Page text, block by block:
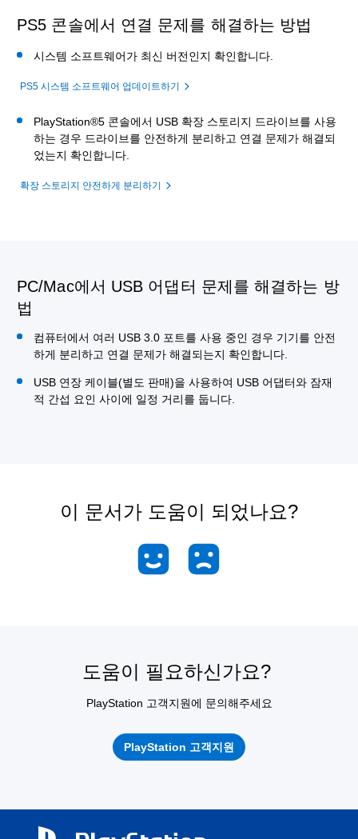
PS5 콘솔에서 연결 문제를 해결하는 방법
시스템 소프트웨어가 최신 버전인지 확인합니다.
PS5 시스템 소프트웨어 업데이트하기
PlayStation®5 콘솔에서 USB 확장 스토리지 드라이브를 사용
하는 경우 드라이브를 안전하게 분리하고 연결 문제가 해결되
었는지 확인합니다.
확장 스토리지 안전하게 분리하기
PC/Mac에서 USB 어댑터 문제를 해결하는 방
법
컴퓨터에서 여러 USB 3.0 포트를 사용 중인 경우 기기를 안전
하게 분리하고 연결 문제가 해결되는지 확인합니다.
USB 연장 케이블(별도 판매)을 사용하여 USB 어댑터와 잠재
적 간섭 요인 사이에 일정 거리를 둡니다.
이 문서가 도움이 되었나요?
도움이 필요하신가요?
PlayStation 고객지원에 문의해주세요
PlayStation 고객지원